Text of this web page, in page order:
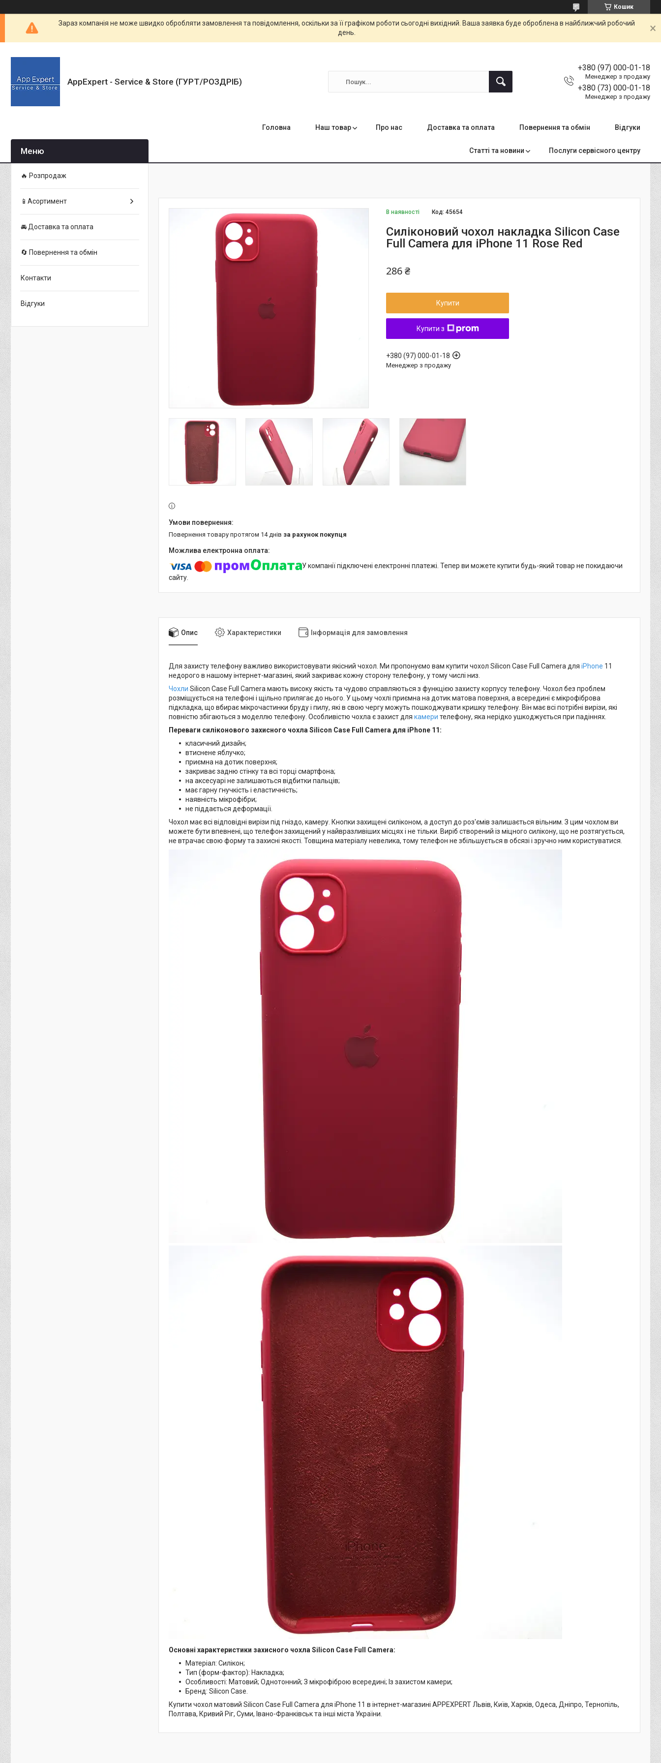
Кошик
Зараз компанія не може швидко обробляти замовлення та повідомлення, оскільки за її графіком роботи сьогодні вихідний. Ваша заявка буде оброблена в найближчий робочий
день.
AppExpert - Service & Store (ГУРТ/РОЗДРІБ)
+380 (97) 000-01-18
Менеджер з продажу
+380 (73) 000-01-18
Менеджер з продажу
Головна Наш товар Про нас Доставка та оплата Повернення та обмін Відгуки
Статті та новини Послуги сервісного центру
В наявності Код:45654
Силіконовий чохол накладка Silicon Case
Full Camera для iPhone 11 Rose Red
286 ₴
Купити
Купити з
+380 (97) 000-01-18
Менеджер з продажу
повернення товару протягом 14 днів за рахунок покупця
У компанії підключені електронні платежі. Тепер ви можете купити будь-який товар не покидаючи
сайту.
Опис Характеристики Інформація для замовлення
Для захисту телефону важливо використовувати якісний чохол. Ми пропонуємо вам купити чохол Silicon Case Full Camera для iPhone 11
недорого в нашому інтернет-магазині, який закриває кожну сторону телефону, у тому числі низ.
Чохли Silicon Case Full Camera мають високу якість та чудово справляються з функцією захисту корпусу телефону. Чохол без проблем
розміщується на телефоні і щільно прилягає до нього. У цьому чохлі приємна на дотик матова поверхня, а всередині є мікрофіброва
підкладка, що вбирає мікрочастинки бруду і пилу, які в свою чергу можуть пошкоджувати кришку телефону. Він має всі потрібні вирізи, які
повністю збігаються з моделлю телефону. Особливістю чохла є захист для камери телефону, яка нерідко ушкоджується при падіннях.
Переваги силіконового захисного чохла Silicon Case Full Camera для iPhone 11:
класичний дизайн;
втиснене яблучко;
приємна на дотик поверхня;
закриває задню стінку та всі торці смартфона;
на аксесуарі не залишаються відбитки пальців;
має гарну гнучкість і еластичність;
наявність мікрофібри;
не піддається деформації.
Чохол має всі відповідні вирізи під гніздо, камеру. Кнопки захищені силіконом, а доступ до роз'ємів залишається вільним. З цим чохлом ви
можете бути впевнені, що телефон захищений у найвразливіших місцях і не тільки. Виріб створений із міцного силікону, що не розтягується,
не втрачає свою форму та захисні якості. Товщина матеріалу невелика, тому телефон не збільшується в обсязі і зручно ним користуватися.
Основні характеристики захисного чохла Silicon Case Full Camera:
Матеріал: Силікон;
Тип (форм-фактор): Накладка;
Особливості: Матовий; Однотонний; З мікрофіброю всередині; Із захистом камери;
Бренд: Silicon Case.
Купити чохол матовий Silicon Case Full Camera для iPhone 11 в інтернет-магазині APPEXPERT Львів, Київ, Харків, Одеса, Дніпро, Тернопіль,
Полтава, Кривий Ріг, Суми, Івано-Франківськ та інші міста України.
🔥 Розпродаж
📱Асортимент
🚘 Доставка та оплата
🔄 Повернення та обмін
Контакти
Відгуки